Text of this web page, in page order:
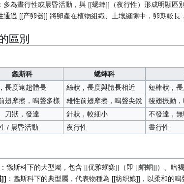
多為晝行性或晨昏活動，與 [[蟋蟀]]（夜行性）形成明顯區
通過 [[产卵器]] 將卵產在植物組織、土壤縫隙中，卵期較長
區別
螽斯科 蟋蟀科
長度遠超體長 絲狀，長度與體長相近
短棒狀，
翅摩擦，鳴聲多樣 雄性前翅摩擦，鳴聲尖銳
後翅振動
刀狀，發達 針狀，較細小
不發達，
/ 晨昏活動 夜行性 晝行性
：螽斯科下的大型屬，包含 [[优雅蝈螽]]（即 [[蝈蝈]]）、暗
]] ：螽斯科下的典型屬，代表物種為 [[纺织娘]]，以柔和的